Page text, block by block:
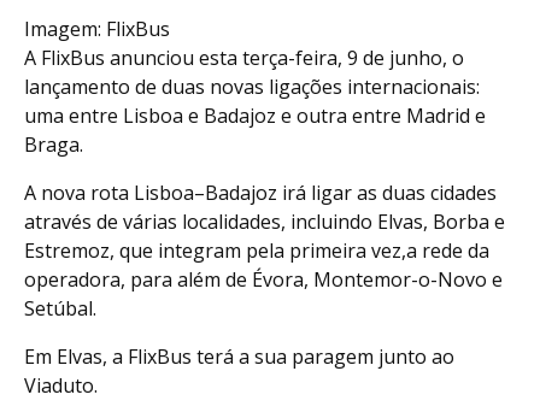
Imagem: FlixBus
A FlixBus anunciou esta terça-feira, 9 de junho, o
lançamento de duas novas ligações internacionais:
uma entre Lisboa e Badajoz e outra entre Madrid e
Braga.
A nova rota Lisboa–Badajoz irá ligar as duas cidades
através de várias localidades, incluindo Elvas, Borba e
Estremoz, que integram pela primeira vez,a rede da
operadora, para além de Évora, Montemor-o-Novo e
Setúbal.
Em Elvas, a FlixBus terá a sua paragem junto ao
Viaduto.